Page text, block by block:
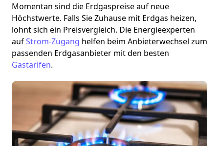
Momentan sind die Erdgaspreise auf neue
Höchstwerte. Falls Sie Zuhause mit Erdgas heizen,
lohnt sich ein Preisvergleich. Die Energieexperten
aufStrom-Zugang helfen beim Anbieterwechsel zum
passenden Erdgasanbieter mit den besten
Gastarifen.